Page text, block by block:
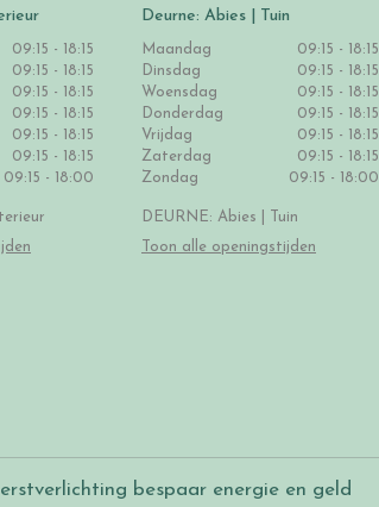
09:15 - 18:15
09:15 - 18:15
09:15 - 18:15
09:15 - 18:15
09:15 - 18:15
09:15 - 18:15
09:15 - 18:00
Deurne: Abies | Tuin
Maandag
09:15 - 18:15
Dinsdag
09:15 - 18:15
Woensdag
09:15 - 18:15
Donderdag
09:15 - 18:15
Vrijdag
09:15 - 18:15
Zaterdag
09:15 - 18:15
Zondag
09:15 - 18:00
DEURNE: Abies | Tuin
Toon alle openingstijden
bespaar energie en geld